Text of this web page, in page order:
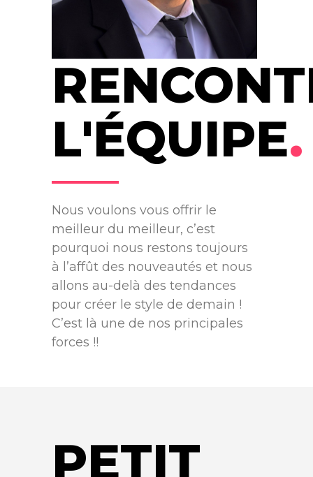
MOISE SICSIC
L'ÉQUIPE.
Nous voulons vous offrir le
meilleur du meilleur, c’est
pourquoi nous restons toujours
à l’affût des nouveautés et nous
allons au-delà des tendances
pour créer le style de demain !
C’est là une de nos principales
forces !!
PETIT
0